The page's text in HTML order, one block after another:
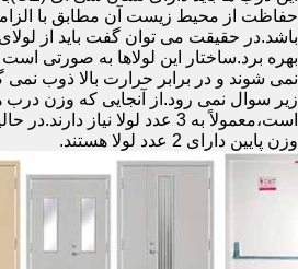
حفاظت از محیط زیست آن مطابق با
باشد.در حقیقت می توان گفت باید از
بهره برد.ساختار این لولاها به صورتی
نمی شوند و در برابر حرارت بالا ذوب نمی
زیر سوال نمی رود.از آنجایی که وزن
است،معمولاً به 3 عدد لولا نیاز
وزن پایین دارای 2 عدد لولا هستند.